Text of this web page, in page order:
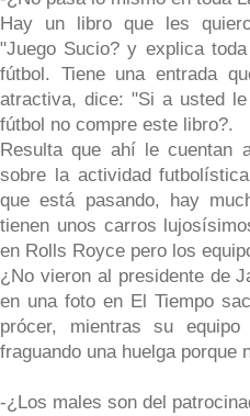
Hay un libro que les
"Juego Sucio? y explica
fútbol. Tiene una entrada
atractiva, dice: "Si a usted
fútbol no compre este libro?.
Resulta que ahí le cuentan
sobre la actividad
que está pasando, hay
tienen unos carros
en Rolls Royce pero los
¿No vieron al presidente de
en una foto en El Tiempo
prócer, mientras su
fraguando una huelga porque
-¿Los males son del